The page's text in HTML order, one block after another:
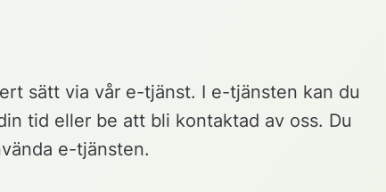
sätt via vår e-tjänst. I e-tjänsten kan du
tid eller be att bli kontaktad av oss. Du
e-tjänsten.